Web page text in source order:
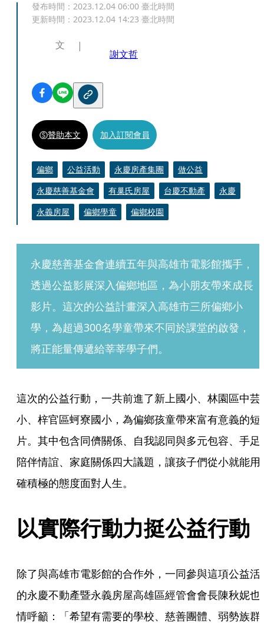
發布時間： 2023.12.04 06:00 臺北時間
更新時間： 2023.12.04 14:23 臺北時間
文
謝文哲
贊助本文 加入訂閱會員
偏鄉 公益活動 永慶房產集團
做公益
永慶慈善基金會
有巢氏房屋 台慶不動產
永慶
永義房屋
偏鄉學童 偏鄉校園
永慶慈善基金會連續五年與高雄市電影館攜手，
透過公益影展深入偏鄉地區，為小朋友帶來成長
影片。這次的公益計畫深入高雄市三所偏鄉小
學，為超過300名學童帶來不同於課堂的啟發，
將正能量傳遞給莘莘學子們。
這次的公益行動，一共前進了新上國小、林園區中芸
小、梓官區蚵寮國小，為偏鄉孩童帶來富有意義的短
片。其中包含同儕關係、自我認同與多元包容、手足
陪伴情誼、家庭關係四大議題，讓孩子們從小就能用
確積極的態度面對人生。
以實際行動力挺公益行動
除了與高雄市電影館的合作外，一同參與這項公益活
的永慶不動產暨永義房屋高雄區經管會會長陳秋妮也
情呼籲：「希望有需要的學校、慈善團體、弱勢族群